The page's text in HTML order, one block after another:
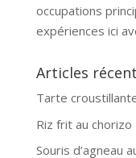
occupations
expériences ici
Articles
Tarte
Riz frit au chorizo
Souris d’agneau